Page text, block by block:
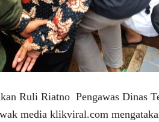
Ruli Riatno Pengawas Dinas
media klikviral.com